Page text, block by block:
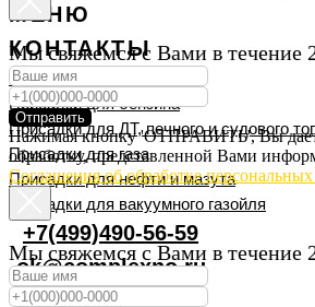
МЕНЮ
КОНТАКТЫ
Главная
Присадки для бензина
Присадки для ДТ, печного и судового
Присадки для газа
Присадки для нефти и мазута
Присадки для вакуумного газойля
+7(499)490-56-59
ok@complexno.ru
Мы свяжемся с Вами в течение
Отправить
Нажимая кнопку 'ОТПРАВИТЬ', Вы
обработку, представленной Вами
Соглашения об обработке
Мы свяжемся с Вами в течение